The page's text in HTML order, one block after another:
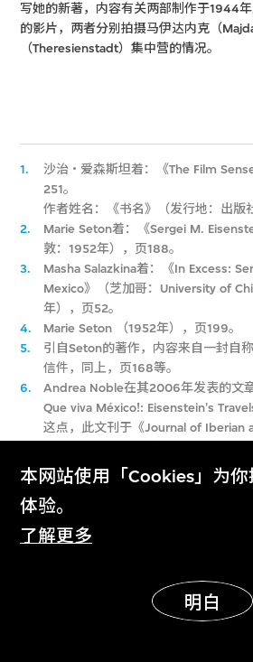
本网站使用「Cookies」为
体验。
了解更多
明白
写她的新著，内容有关两部制作于1944
的影片，两者分别拍摄马伊达内克（
（Theresienstadt）集中营的情况。
1.
沙治‧爱森斯坦着：《The Film
251。
作者姓名：《书名》（发行地：出版
2.
Marie Seton着：《Sergei M.
敦：1952年），页188。
3.
Masha Salazkina着：《In Excess:
Mexico》（芝加哥：University of
年），页52。
4.
Marie Seton （1952年），页199。
5.
引自Seton的著作，内容来自一封自
信件，同上，页168等。
6.
Andrea Noble在其2006年发表的文
Que viva México!: Eisenstein's
这点，此文刊于《Journal of Iberian
7.
作家Anita Brenner人脉广阔，撰写了
摄影的书籍，名为《Idols Behind
年）。爱森斯坦认为此书「读之趣味